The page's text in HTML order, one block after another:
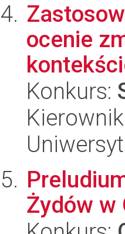
ocenie
Konkurs:
Żydów w